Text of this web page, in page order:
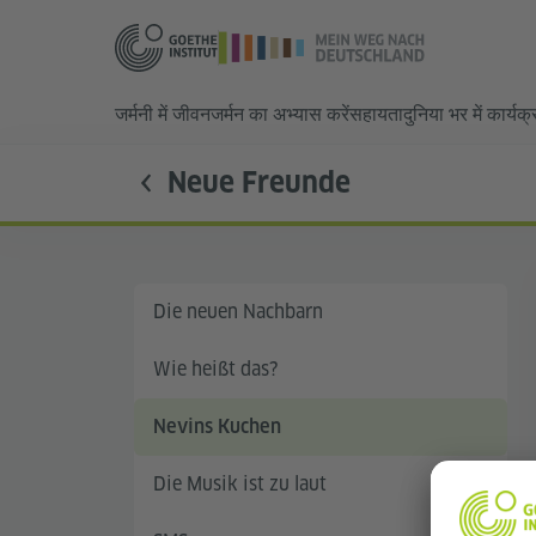
जर्मनी में जीवनजर्मन का अभ्यास करेंसहायतादुनिया भर में
Neue Freunde
Die neuen Nachbarn
Wie heißt das?
Nevins Kuchen
Die Musik ist zu laut